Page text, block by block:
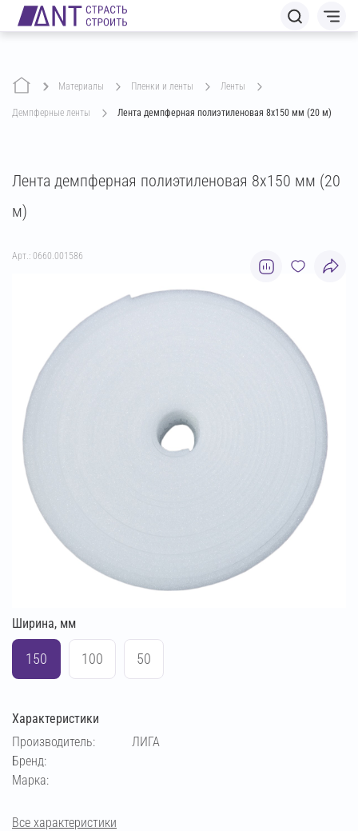
Материалы пленки и ленты ленты
демпферные ленты Лента демпферная полиэтиленовая 8х150 мм (20 м)
Лента демпферная полиэтиленовая 8х150 мм (20
м)
Арт.: 0660.001586
Ширина, мм
150 100 50
Характеристики
Производитель:
ЛИГА
Бренд:
Марка:
Все характеристики